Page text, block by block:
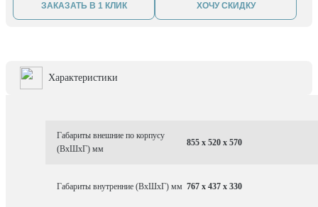
ЗАКАЗАТЬ В 1 КЛИК ХОЧУ СКИДКУ
Характеристики
Габариты внешние по корпусу
(ВхШхГ) мм
855 x 520 x 570
Габариты внутренние (ВхШхГ) мм 767 x 437 x 330